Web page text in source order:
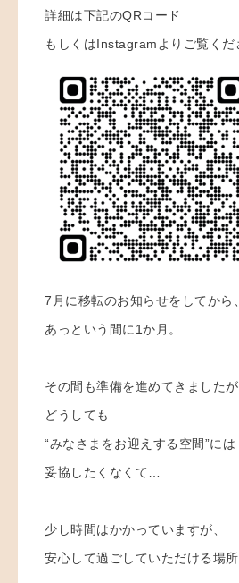
詳細は下記のQRコード
もしくはInstagramよりご覧くだ
7月に移転のお知らせをしてから、
あっという間に1か月。
その間も準備を進めてきましたが
どうしても
“みなさまをお迎えする空間”には
妥協したくなくて…
少し時間はかかっていますが、
安心して過ごしていただける場所